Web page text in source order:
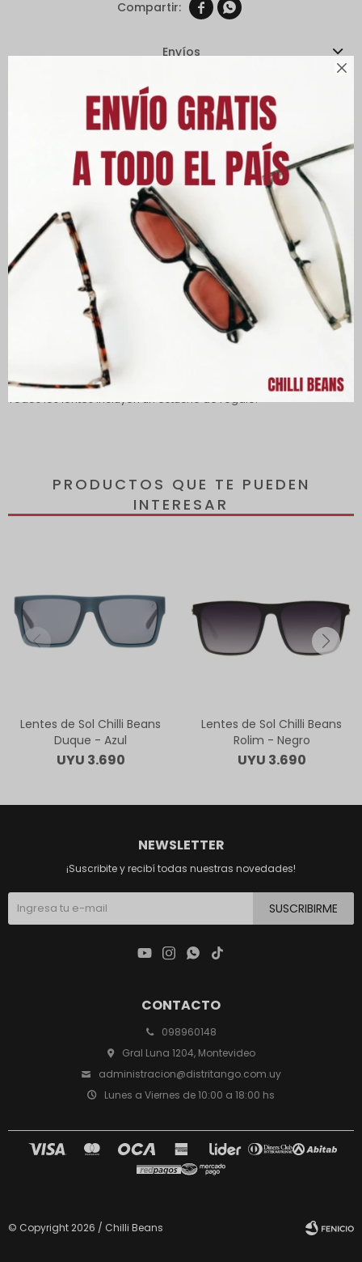

 
Envíos
Cambios y Devoluciones
Medios de pago
Características
Descripción
Los lentes ofrecen protección 100 % UVA y UVB, protegiendo tus
ojos de los rayos dañinos del sol y reduciendo el riesgo de
desarrollar enfermedades oculares.
Todos los lentes incluyen un estuche de regalo.
PRODUCTOS QUE TE PUEDEN
INTERESAR
Lentes de Sol Chilli Beans
Duque - Azul
UYU 3.690
Lentes de Sol Chilli Beans
Rolim - Negro
UYU 3.690
CONTACTO
098960148
Gral Luna 1204, Montevideo
administracion@distritango.com.uy
Lunes a Viernes de 10:00 a 18:00 hs
NEWSLETTER
¡Suscribite y recibí todas nuestras novedades!
SUSCRIBIRME
   
© Copyright 2026 / Chilli Beans